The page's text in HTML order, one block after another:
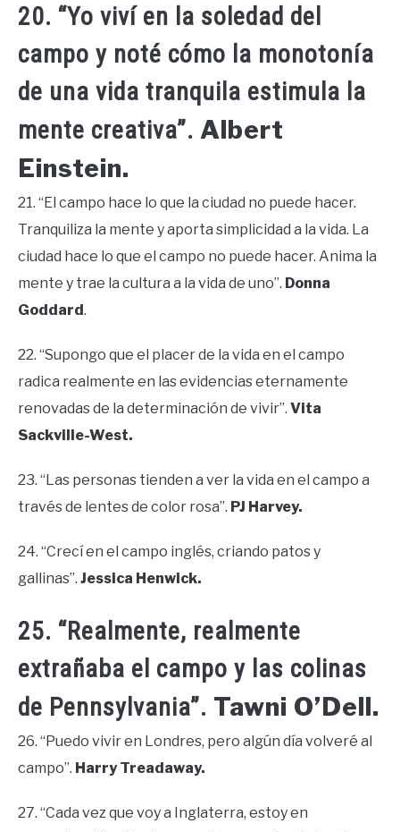
20. “Yo viví en la soledad del
campo y noté cómo la monotonía
de una vida tranquila estimula la
mente creativa”. Albert
Einstein.
21. “El campo hace lo que la ciudad no puede hacer.
Tranquiliza la mente y aporta simplicidad a la vida. La
ciudad hace lo que el campo no puede hacer. Anima la
mente y trae la cultura a la vida de uno”. Donna
Goddard.
22. “Supongo que el placer de la vida en el campo
radica realmente en las evidencias eternamente
renovadas de la determinación de vivir”. Vita
Sackville-West.
23. “Las personas tienden a ver la vida en el campo a
través de lentes de color rosa”. PJ Harvey.
24. “Crecí en el campo inglés, criando patos y
gallinas”. Jessica Henwick.
25. “Realmente, realmente
extrañaba el campo y las colinas
de Pennsylvania”. Tawni O’Dell.
26. “Puedo vivir en Londres, pero algún día volveré al
campo”. Harry Treadaway.
27. “Cada vez que voy a Inglaterra, estoy en